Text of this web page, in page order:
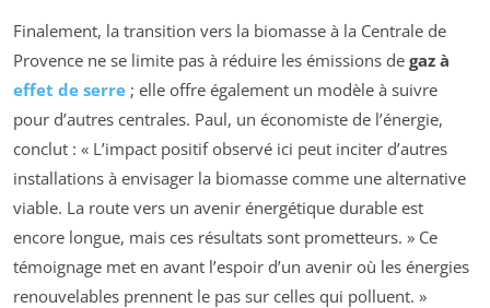
Finalement, la transition vers la biomasse à la Centrale de
Provence ne se limite pas à réduire les émissions de gaz à
effet de serre ; elle offre également un modèle à suivre
pour d’autres centrales. Paul, un économiste de l’énergie,
conclut : « L’impact positif observé ici peut inciter d’autres
installations à envisager la biomasse comme une alternative
viable. La route vers un avenir énergétique durable est
encore longue, mais ces résultats sont prometteurs. » Ce
témoignage met en avant l’espoir d’un avenir où les énergies
renouvelables prennent le pas sur celles qui polluent. »